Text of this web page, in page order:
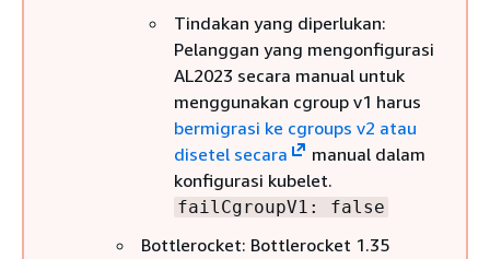
Tindakan yang diperlukan:
Pelanggan yang mengonfigurasi
AL2023 secara manual untuk
menggunakan cgroup v1 harus
bermigrasi ke cgroups v2 atau
disetel secara
manual dalam
konfigurasi kubelet.
failCgroupV1: false
Bottlerocket: Bottlerocket 1.35